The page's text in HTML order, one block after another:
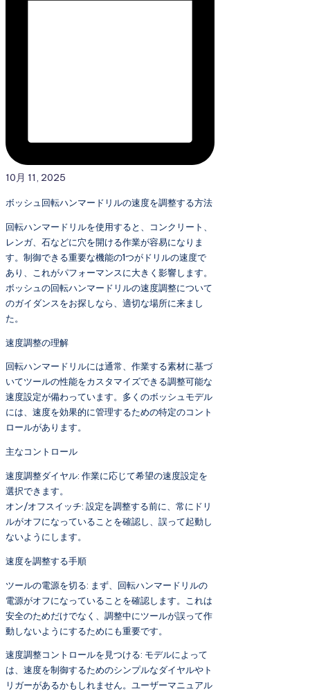
10月 11, 2025
ボッシュ回転ハンマードリルの速度を調整する方法
回転ハンマードリルを使用すると、コンクリート、
レンガ、石などに穴を開ける作業が容易になりま
す。制御できる重要な機能の1つがドリルの速度で
あり、これがパフォーマンスに大きく影響します。
ボッシュの回転ハンマードリルの速度調整について
のガイダンスをお探しなら、適切な場所に来まし
た。
速度調整の理解
回転ハンマードリルには通常、作業する素材に基づ
いてツールの性能をカスタマイズできる調整可能な
速度設定が備わっています。多くのボッシュモデル
には、速度を効果的に管理するための特定のコント
ロールがあります。
主なコントロール
速度調整ダイヤル: 作業に応じて希望の速度設定を
選択できます。
オン/オフスイッチ: 設定を調整する前に、常にドリ
ルがオフになっていることを確認し、誤って起動し
ないようにします。
速度を調整する手順
ツールの電源を切る: まず、回転ハンマードリルの
電源がオフになっていることを確認します。これは
安全のためだけでなく、調整中にツールが誤って作
動しないようにするためにも重要です。
速度調整コントロールを見つける: モデルによって
は、速度を制御するためのシンプルなダイヤルやト
リガーがあるかもしれません。ユーザーマニュアル